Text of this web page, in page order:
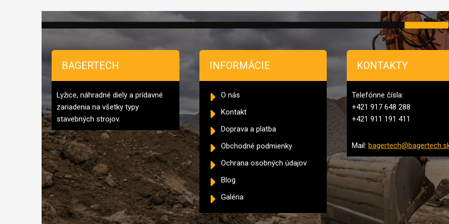
BAGERTECH
Lyžice, náhradné diely a prídavné
zariadenia na všetky typy
stavebných strojov.
INFORMÁCIE
O nás
Kontakt
Doprava a platba
Obchodné podmienky
Ochrana osobných údajov
Blog
Galéria
KONTAKTY
Telefónne čísla:
+421 917 648 288
+421 911 191 411
Mail: